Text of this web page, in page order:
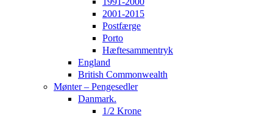
2001-2015
Postfærge
Porto
Hæftesammentryk
England
British Commonwealth
Mønter – Pengesedler
Danmark.
1/2 Krone